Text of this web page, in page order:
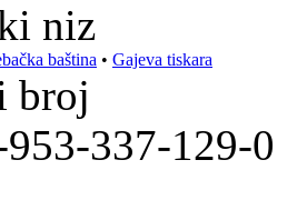
niz
baština • Gajeva tiskara
broj
337-129-0